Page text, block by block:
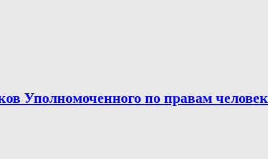
Уполномоченного по правам